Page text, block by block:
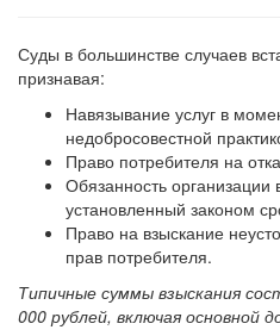
Суды в большинстве случаев
признавая:
Навязывание услуг в
недобросовестной
Право потребителя на
Обязанность организации
установленный законом
Право на взыскание
прав потребителя.
Типичные суммы взыскания
000 рублей, включая основной